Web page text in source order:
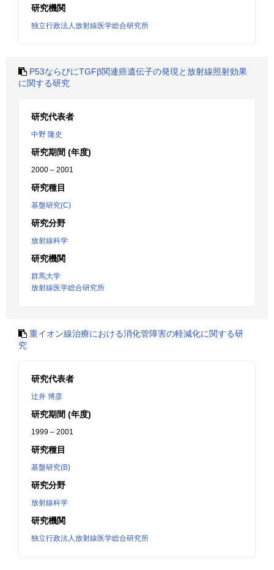
研究機関
独立行政法人放射線医学総合研究所
P53ならびにTGFβ関連癌遺伝子の発現と放射線照射効果
に関する研究
研究代表者
中野 隆史
研究期間 (年度)
2000 – 2001
研究種目
基盤研究(C)
研究分野
放射線科学
研究機関
群馬大学
放射線医学総合研究所
重イオン線治療における消化管障害の軽減化に関する研
究
研究代表者
辻井 博彦
研究期間 (年度)
1999 – 2001
研究種目
基盤研究(B)
研究分野
放射線科学
研究機関
独立行政法人放射線医学総合研究所